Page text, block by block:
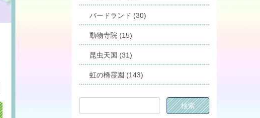
バードランド (30)
動物寺院 (15)
昆虫天国 (31)
虹の橋霊園 (143)